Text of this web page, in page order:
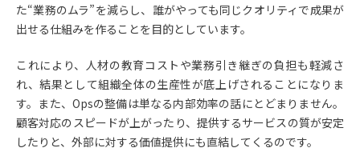
た“業務のムラ”を減らし、誰がやっても同じクオリティで成果が
出せる仕組みを作ることを目的としています。
これにより、人材の教育コストや業務引き継ぎの負担も軽減さ
れ、結果として組織全体の生産性が底上げされることになりま
す。また、Opsの整備は単なる内部効率の話にとどまりません。
顧客対応のスピードが上がったり、提供するサービスの質が安定
したりと、外部に対する価値提供にも直結してくるのです。